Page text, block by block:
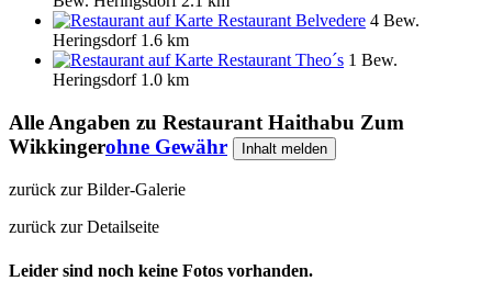
Restaurant Belvedere 4 Bew.
Heringsdorf 1.6 km
Restaurant Theo´s 1 Bew.
Heringsdorf 1.0 km
Alle Angaben zu Restaurant Haithabu Zum
Wikkingerohne Gewähr Inhalt melden
zurück zur Bilder-Galerie
zurück zur Detailseite
Leider sind noch keine Fotos vorhanden.